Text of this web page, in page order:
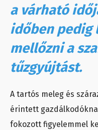
a várható
időben pedig
mellőzni a
tűzgyújtást.
A tartós meleg és
érintett
fokozott figyelemmel